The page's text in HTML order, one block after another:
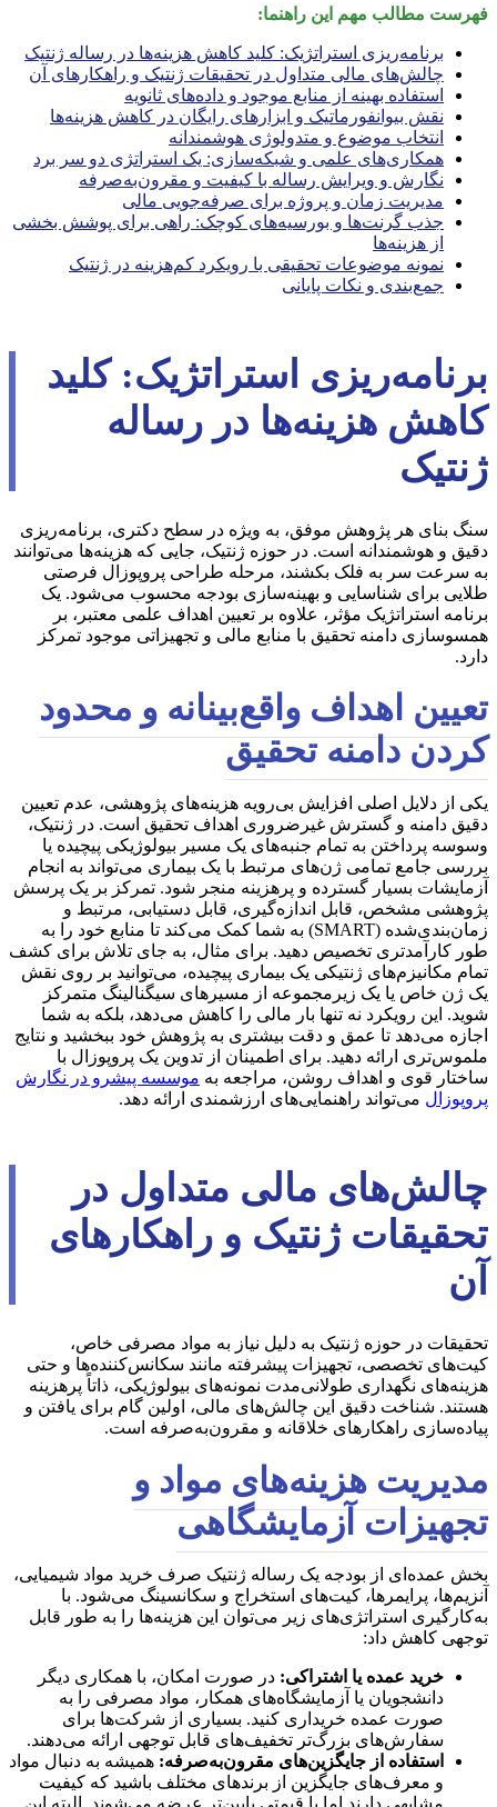
فهرست مطالب مهم این راهنما:
برنامه‌ریزی استراتژیک: کلید کاهش هزینه‌ها در رساله ژنتیک
چالش‌های مالی متداول در تحقیقات ژنتیک و راهکارهای آن
استفاده بهینه از منابع موجود و داده‌های ثانویه
نقش بیوانفورماتیک و ابزارهای رایگان در کاهش هزینه‌ها
انتخاب موضوع و متدولوژی هوشمندانه
همکاری‌های علمی و شبکه‌سازی: یک استراتژی دو سر برد
نگارش و ویرایش رساله با کیفیت و مقرون‌به‌صرفه
مدیریت زمان و پروژه برای صرفه‌جویی مالی
جذب گرنت‌ها و بورسیه‌های کوچک: راهی برای پوشش بخشی
از هزینه‌ها
نمونه موضوعات تحقیقی با رویکرد کم‌هزینه در ژنتیک
جمع‌بندی و نکات پایانی
برنامه‌ریزی استراتژیک: کلید
کاهش هزینه‌ها در رساله
ژنتیک
سنگ بنای هر پژوهش موفق، به ویژه در سطح دکتری، برنامه‌ریزی
دقیق و هوشمندانه است. در حوزه ژنتیک، جایی که هزینه‌ها می‌توانند
به سرعت سر به فلک بکشند، مرحله طراحی پروپوزال فرصتی
طلایی برای شناسایی و بهینه‌سازی بودجه محسوب می‌شود. یک
برنامه استراتژیک مؤثر، علاوه بر تعیین اهداف علمی معتبر، بر
همسوسازی دامنه تحقیق با منابع مالی و تجهیزاتی موجود تمرکز
دارد.
تعیین اهداف واقع‌بینانه و محدود
کردن دامنه تحقیق
یکی از دلایل اصلی افزایش بی‌رویه هزینه‌های پژوهشی، عدم تعیین
دقیق دامنه و گسترش غیرضروری اهداف تحقیق است. در ژنتیک،
وسوسه پرداختن به تمام جنبه‌های یک مسیر بیولوژیکی پیچیده یا
بررسی جامع تمامی ژن‌های مرتبط با یک بیماری می‌تواند به انجام
آزمایشات بسیار گسترده و پرهزینه منجر شود. تمرکز بر یک پرسش
پژوهشی مشخص، قابل اندازه‌گیری، قابل دستیابی، مرتبط و
زمان‌بندی‌شده (SMART) به شما کمک می‌کند تا منابع خود را به
طور کارآمدتری تخصیص دهید. برای مثال، به جای تلاش برای کشف
تمام مکانیزم‌های ژنتیکی یک بیماری پیچیده، می‌توانید بر روی نقش
یک ژن خاص یا یک زیرمجموعه از مسیرهای سیگنالینگ متمرکز
شوید. این رویکرد نه تنها بار مالی را کاهش می‌دهد، بلکه به شما
اجازه می‌دهد تا عمق و دقت بیشتری به پژوهش خود ببخشید و نتایج
ملموس‌تری ارائه دهید. برای اطمینان از تدوین یک پروپوزال با
ساختار قوی و اهداف روشن، مراجعه به موسسه پیشرو در نگارش
پروپوزال می‌تواند راهنمایی‌های ارزشمندی ارائه دهد.
چالش‌های مالی متداول در
تحقیقات ژنتیک و راهکارهای
آن
تحقیقات در حوزه ژنتیک به دلیل نیاز به مواد مصرفی خاص،
کیت‌های تخصصی، تجهیزات پیشرفته مانند سکانس‌کننده‌ها و حتی
هزینه‌های نگهداری طولانی‌مدت نمونه‌های بیولوژیکی، ذاتاً پرهزینه
هستند. شناخت دقیق این چالش‌های مالی، اولین گام برای یافتن و
پیاده‌سازی راهکارهای خلاقانه و مقرون‌به‌صرفه است.
مدیریت هزینه‌های مواد و
تجهیزات آزمایشگاهی
بخش عمده‌ای از بودجه یک رساله ژنتیک صرف خرید مواد شیمیایی،
آنزیم‌ها، پرایمرها، کیت‌های استخراج و سکانسینگ می‌شود. با
به‌کارگیری استراتژی‌های زیر می‌توان این هزینه‌ها را به طور قابل
توجهی کاهش داد:
خرید عمده یا اشتراکی: در صورت امکان، با همکاری دیگر
دانشجویان یا آزمایشگاه‌های همکار، مواد مصرفی را به
صورت عمده خریداری کنید. بسیاری از شرکت‌ها برای
سفارش‌های بزرگ‌تر تخفیف‌های قابل توجهی ارائه می‌دهند.
استفاده از جایگزین‌های مقرون‌به‌صرفه: همیشه به دنبال مواد
و معرف‌های جایگزین از برندهای مختلف باشید که کیفیت